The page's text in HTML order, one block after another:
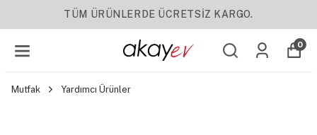
YENI SEZON ÜRÜNLER
0
Mutfak Yardımcı Ürünler